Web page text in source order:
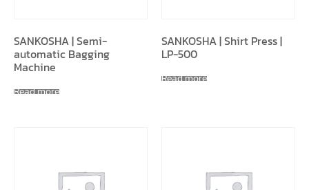
SANKOSHA | Semi-
automatic Bagging
Machine
Read more
SANKOSHA | Shirt Press |
LP-500
Read more